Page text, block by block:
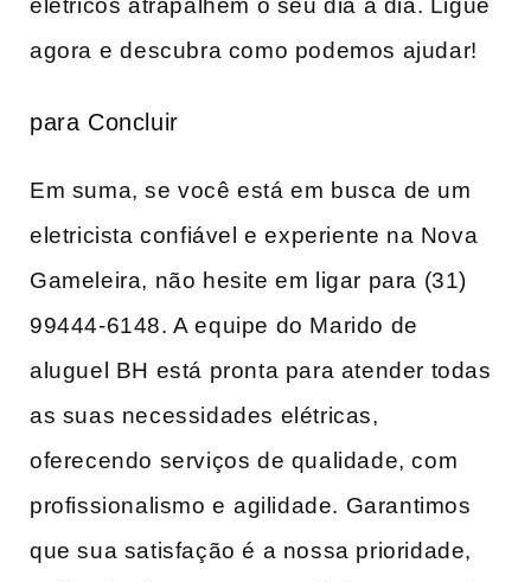
elétricos atrapalhem o seu dia a dia. Ligue
agora ⁣e descubra como podemos ajudar!
para Concluir
Em suma, se você está em busca de um⁢
eletricista confiável e experiente na Nova
Gameleira, não hesite em ligar para (31)
99444-6148. A equipe do Marido de
aluguel BH está pronta para atender todas
as suas necessidades elétricas,
oferecendo serviços de qualidade, com
profissionalismo‍ e⁤ agilidade. Garantimos
que sua satisfação​ é a nossa prioridade,